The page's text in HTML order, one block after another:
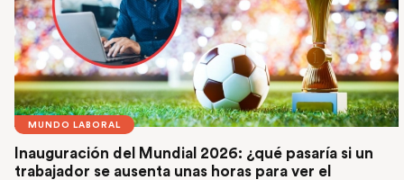
MUNDO LABORAL
Inauguración del Mundial 2026: ¿qué pasaría si un
trabajador se ausenta unas horas para ver el